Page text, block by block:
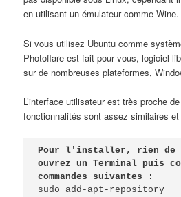
en utilisant un émulateur comme Wine.
Si vous utilisez Ubuntu comme
Photoflare est fait pour vous, logiciel
sur de nombreuses plateformes,
L’interface utilisateur est très proche
fonctionnalités sont assez similaires et
Pour l'installer, rien de
ouvrez un Terminal puis
commandes suivantes :
sudo add-apt-repository